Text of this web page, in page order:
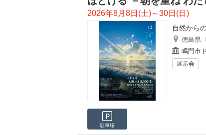
2026年8月8日(土)～30日(日)
自然から
徳島県
鳴門市
展示会
駐車場